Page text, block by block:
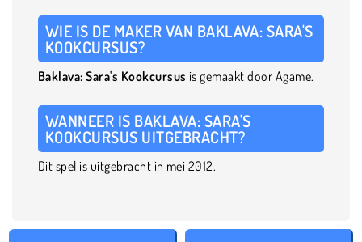
WIE IS DE MAKER VAN BAKLAVA: SARA'S
KOOKCURSUS?
Baklava: Sara's Kookcursus is gemaakt door Agame.
WANNEER IS BAKLAVA: SARA'S
KOOKCURSUS UITGEBRACHT?
Dit spel is uitgebracht in mei 2012.